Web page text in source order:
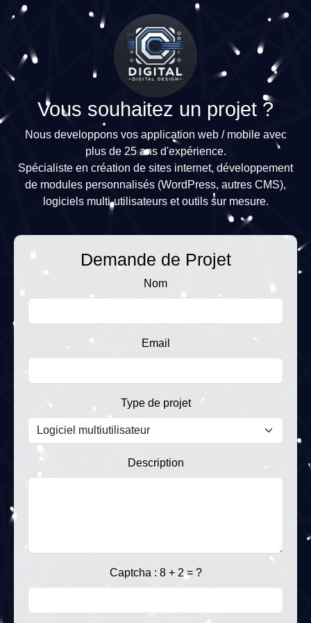
Vous souhaitez un projet ?
Nous developpons vos application web / mobile avec
plus de 25 ans d'expérience.
Spécialiste en création de sites internet, développement
de modules personnalisés (WordPress, autres CMS),
logiciels multi-utilisateurs et outils sur mesure.
Demande de Projet
Nom
Email
Type de projet
Description
Captcha : 8 + 2 = ?